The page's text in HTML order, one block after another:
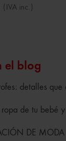
(IVA inc.)
el blog
detalles que
de tu bebé y
DE MODA